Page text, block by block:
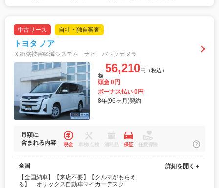
中古リース 自社・独自審査
トヨタ ノア
Ｘ衝突被害軽減システム ナビ バックカメラ
56,210円（税込）
頭金 0円
ボーナス払い 0円
8年(96ヶ月)契約
月額に
含まれる内容
税金 車検/点検 消耗品 保証 任意保険
全国
【全国納車】【来店不要】【クルマがもらえ
る】 オリックス自動車マイカーデスク
詳細を開く＋